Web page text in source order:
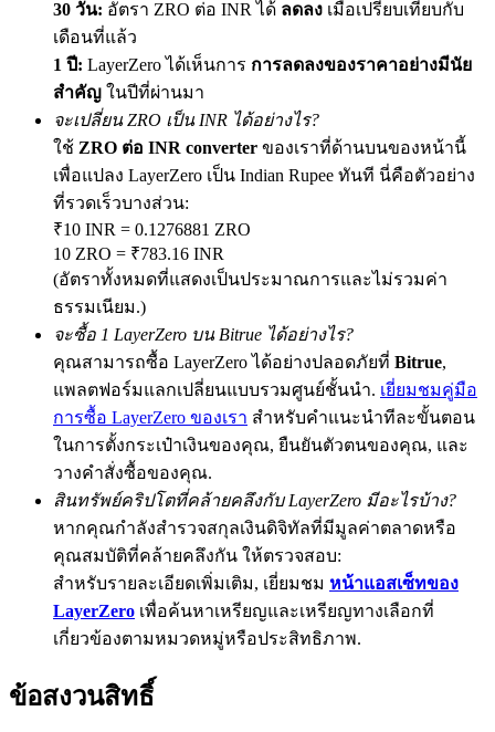
Precious Metals Trading Carnival
Trade Gold & Silver · 33,333 USDT Bonus
USDT New User Exclusive 10% APR
USDT Flexible Staking | Daily Rewards
New Listing Futures Fest
Trade New Futures, Win 200,000 USDT
Crypto World Cup 2026: Grand Finale
77,777+3k Rewards
30 วัน: อัตรา ZRO ต่อ INR ได้ ลดลง เมื่อเปรียบเทียบกับ
เดือนที่แล้ว
1 ปี: LayerZero ได้เห็นการ การลดลงของราคาอย่างมีนัย
สำคัญ ในปีที่ผ่านมา
จะเปลี่ยน ZRO เป็น INR ได้อย่างไร?
ใช้ ZRO ต่อ INR converter ของเราที่ด้านบนของหน้านี้
เพื่อแปลง LayerZero เป็น Indian Rupee ทันที นี่คือตัวอย่าง
ที่รวดเร็วบางส่วน:
₹10 INR = 0.1276881 ZRO
10 ZRO = ₹783.16 INR
(อัตราทั้งหมดที่แสดงเป็นประมาณการและไม่รวมค่า
ธรรมเนียม.)
จะซื้อ 1 LayerZero บน Bitrue ได้อย่างไร?
คุณสามารถซื้อ LayerZero ได้อย่างปลอดภัยที่ Bitrue,
แพลตฟอร์มแลกเปลี่ยนแบบรวมศูนย์ชั้นนำ. เยี่ยมชมคู่มือ
การซื้อ LayerZero ของเรา สำหรับคำแนะนำทีละขั้นตอน
ในการตั้งกระเป๋าเงินของคุณ, ยืนยันตัวตนของคุณ, และ
วางคำสั่งซื้อของคุณ.
สินทรัพย์คริปโตที่คล้ายคลึงกับ LayerZero มีอะไรบ้าง?
หากคุณกำลังสำรวจสกุลเงินดิจิทัลที่มีมูลค่าตลาดหรือ
คุณสมบัติที่คล้ายคลึงกัน ให้ตรวจสอบ:
สำหรับรายละเอียดเพิ่มเติม, เยี่ยมชม หน้าแอสเซ็ทของ
LayerZero เพื่อค้นหาเหรียญและเหรียญทางเลือกที่
เกี่ยวข้องตามหมวดหมู่หรือประสิทธิภาพ.
ข้อสงวนสิทธิ์